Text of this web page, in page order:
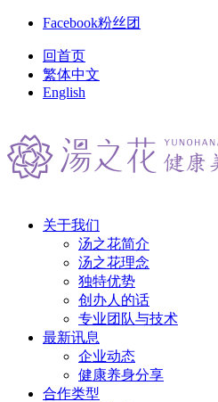
Facebook粉丝团
回首页
繁体中文
English
关于我们
汤之花简介
汤之花理念
独特优势
创办人的话
专业团队与技术
最新讯息
企业动态
健康养身分享
合作类型